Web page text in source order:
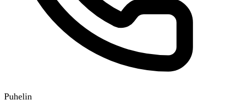
Puhelin